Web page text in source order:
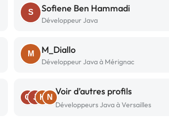
S Sofiene Ben Hammadi
Développeur Java
M M_Diallo
Développeur Java à Mérignac
C J K N
Voir d’autres profils
Développeurs Java à Versailles